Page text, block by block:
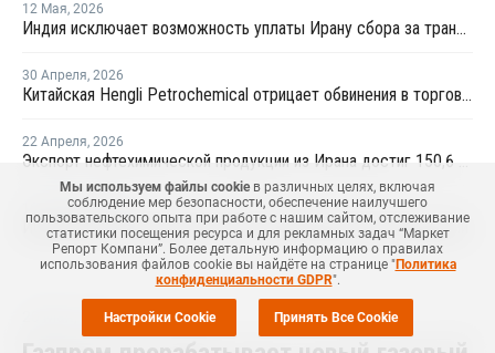
12 Мая, 2026
Индия исключает возможность уплаты Ирану сбора за транзит нефти и газа через Ормузский пролив
30 Апреля, 2026
Китайская Hengli Petrochemical отрицает обвинения в торговых сделках с Ираном
22 Апреля, 2026
Экспорт нефтехимической продукции из Ирана достиг 150,6 млрд долларов
16 Апреля,2026
Иран приостановил экспорт всей нефтехимической продукции
2025
Мы используем файлы cookieв различных целях, включая
соблюдение мер безопасности, обеспечение наилучшего
пользовательского опыта при работе с нашим сайтом, отслеживание
статистики посещения ресурса и для рекламных задач “Маркет
Репорт Компани”. Более детальную информацию о правилах
использования файлов cookie вы найдёте на странице "Политика
конфиденциальности GDPR".
Настройки Cookie Принять Все Cookie